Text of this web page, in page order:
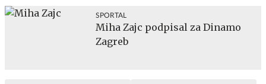
SPORTAL
Miha Zajc podpisal za Dinamo
Zagreb